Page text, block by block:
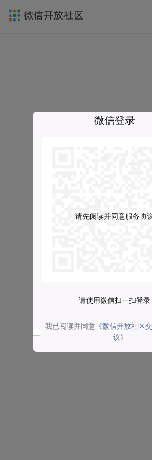
微信登录
请先阅读并同意服务协
请使用微信扫一扫登录
我已阅读并同意 《微信开放社区
议》